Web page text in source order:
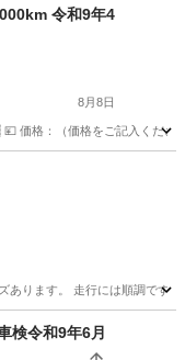
令和9年4
8月8日
格：（価格をご記入くださ
あります。 走行には順調です。
検令和9年6月